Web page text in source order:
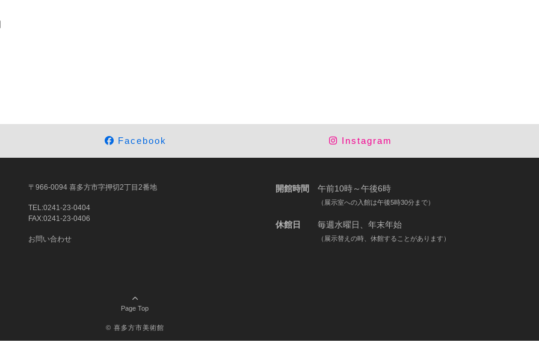
Facebook Instagram
〒966-0094 喜多方市字押切2丁目2番地
TEL:0241-23-0404
FAX:0241-23-0406
お問い合わせ
開館時間 午前10時～午後6時
（展示室への入館は午後5時30分まで）
休館日 毎週水曜日、年末年始
（展示替えの時、休館することがあります）
Page Top
© 喜多方市美術館